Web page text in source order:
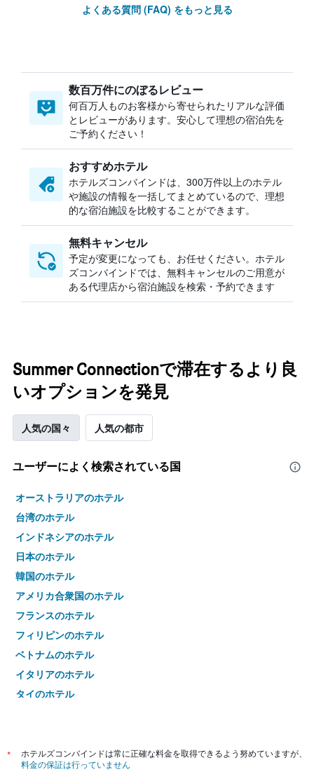
よくある質問 (FAQ) をもっと見る
数百万件にのぼるレビュー
何百万人ものお客様から寄せられたリアルな評価
とレビューがあります。安心して理想の宿泊先を
ご予約ください！
おすすめホテル
ホテルズコンバインドは、300万件以上のホテル
や施設の情報を一括してまとめているので、理想
的な宿泊施設を比較することができます。
無料キャンセル
予定が変更になっても、お任せください。ホテル
ズコンバインドでは、無料キャンセルのご用意が
ある代理店から宿泊施設を検索・予約できます
Summer Connectionで滞在するより良
いオプションを発見
人気の国々 人気の都市
ユーザーによく検索されている国
オーストラリアのホテル
台湾のホテル
インドネシアのホテル
日本のホテル
韓国のホテル
アメリカ合衆国のホテル
フランスのホテル
フィリピンのホテル
ベトナムのホテル
イタリアのホテル
タイのホテル
*
ホテルズコンバインドは常に正確な料金を取得できるよう努めていますが、
料金の保証は行っていません